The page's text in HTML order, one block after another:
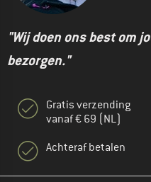
"Wij doen ons best om
bezorgen."
Gratis verzending
vanaf € 69 (NL)
Achteraf betalen